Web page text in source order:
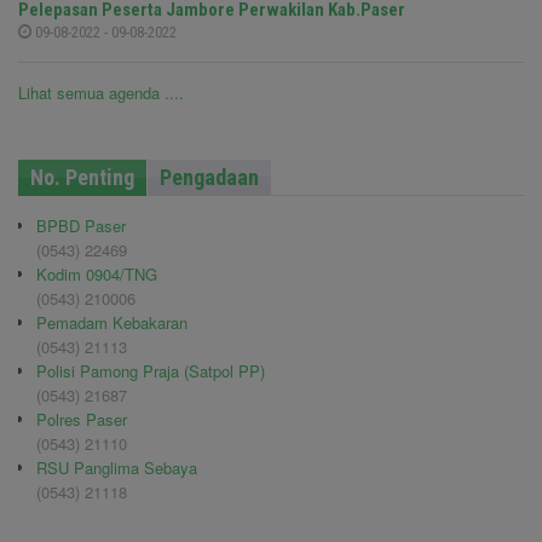
Pelepasan Peserta Jambore Perwakilan Kab.Paser
09-08-2022 - 09-08-2022
Lihat semua agenda ....
No. Penting Pengadaan
BPBD Paser
(0543) 22469
Kodim 0904/TNG
(0543) 210006
Pemadam Kebakaran
(0543) 21113
Polisi Pamong Praja (Satpol PP)
(0543) 21687
Polres Paser
(0543) 21110
RSU Panglima Sebaya
(0543) 21118